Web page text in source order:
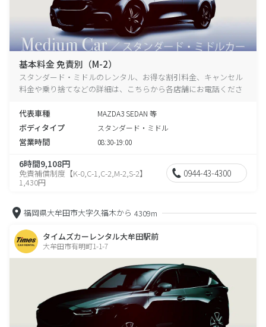
基本料金 免責別（M-2）
スタンダード・ミドルのレンタル、お得な割引料金、キャンセル
料金や乗り捨てなどの詳細は、こちらから各店舗にお電話くださ
代表車種
MAZDA3 SEDAN 等
ボディタイプ スタンダード・ミドル
営業時間 08:30-19:00
6時間9,108円
免責補償制度【K-0,C-1,C-2,M-2,S-2】
1,430円
0944-43-4300
福岡県大牟田市大字久福木から 4309m
タイムズカーレンタル大牟田駅前
大牟田市有明町1-1-7